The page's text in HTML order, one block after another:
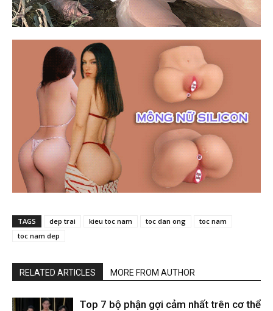
TAGS dep trai kieu toc nam toc dan ong
toc nam
toc nam dep
RELATED ARTICLES MORE FROM AUTHOR
Top 7 bộ phận gợi cảm nhất trên cơ thể